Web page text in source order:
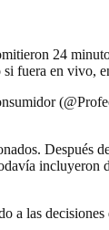
24
fuera en vivo,
Después
incluyeron
a las decisiones